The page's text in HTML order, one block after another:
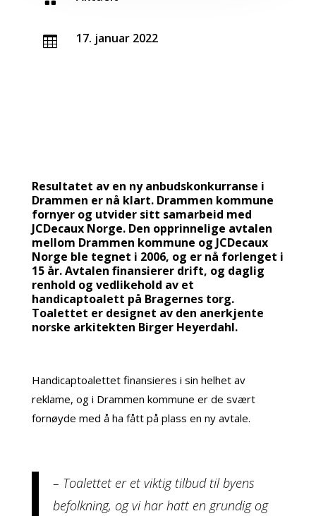
 17. januar 2022
Resultatet av en ny anbudskonkurranse i
Drammen er nå klart. Drammen kommune
fornyer og utvider sitt samarbeid med
JCDecaux Norge. Den opprinnelige avtalen
mellom Drammen kommune og JCDecaux
Norge ble tegnet i 2006, og er nå forlenget i
15 år. Avtalen finansierer drift, og daglig
renhold og vedlikehold av et
handicaptoalett på Bragernes torg.
Toalettet er designet av den anerkjente
norske arkitekten Birger Heyerdahl.
Handicaptoalettet finansieres i sin helhet av
reklame, og i Drammen kommune er de svært
fornøyde med å ha fått på plass en ny avtale.
– Toalettet er et viktig tilbud til byens
befolkning, og vi har hatt en grundig og